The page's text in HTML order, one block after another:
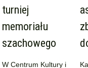
turniej
memoriału
szachowego
W Centrum Kultury i